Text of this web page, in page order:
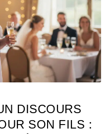
DISCOURS
SON FILS :